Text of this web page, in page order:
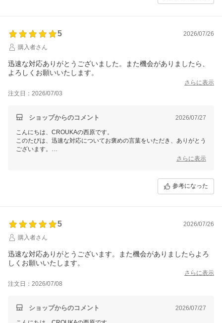
5
2026/07/26
購入者さん
迅速な対応ありがとうございました。また機会がありましたら、
よろしくお願いいたします。
さらに表示
注文日：2026/07/03
ショップからのコメント 2026/07/27
こんにちは、CROUKAの西原です。
このたびは、迅速な対応についてお褒めの言葉をいただき、ありがとう
ございます。
スムーズにお買い物をお楽しみいただけたようで、うれしく思っており
さらに表示
参考になった
5
2026/07/26
購入者さん
迅速な対応ありがとうございます。また機会がありましたらよろ
しくお願いいたします。
さらに表示
注文日：2026/07/08
ショップからのコメント 2026/07/27